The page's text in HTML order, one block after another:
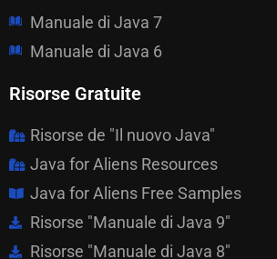
Manuale di Java 7
Manuale di Java 6
Risorse Gratuite
Risorse de "Il nuovo Java"
Java for Aliens Resources
Java for Aliens Free Samples
Risorse "Manuale di Java 9"
Risorse "Manuale di Java 8"